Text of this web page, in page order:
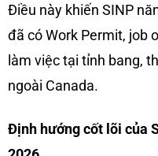
Điều này khiến SINP
đã có Work Permit, job
làm việc tại tỉnh bang,
ngoài Canada.
Định hướng cốt lõi của